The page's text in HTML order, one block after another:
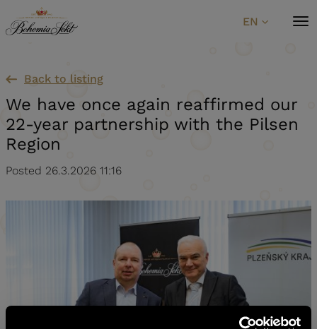
Skip to content
EN
Back to listing
We have once again reaffirmed our
22-year partnership with the Pilsen
Region
Posted 26.3.2026 11:16